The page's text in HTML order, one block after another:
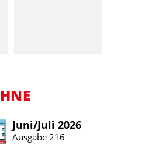
Juni/​Juli 2026
Ausgabe 216